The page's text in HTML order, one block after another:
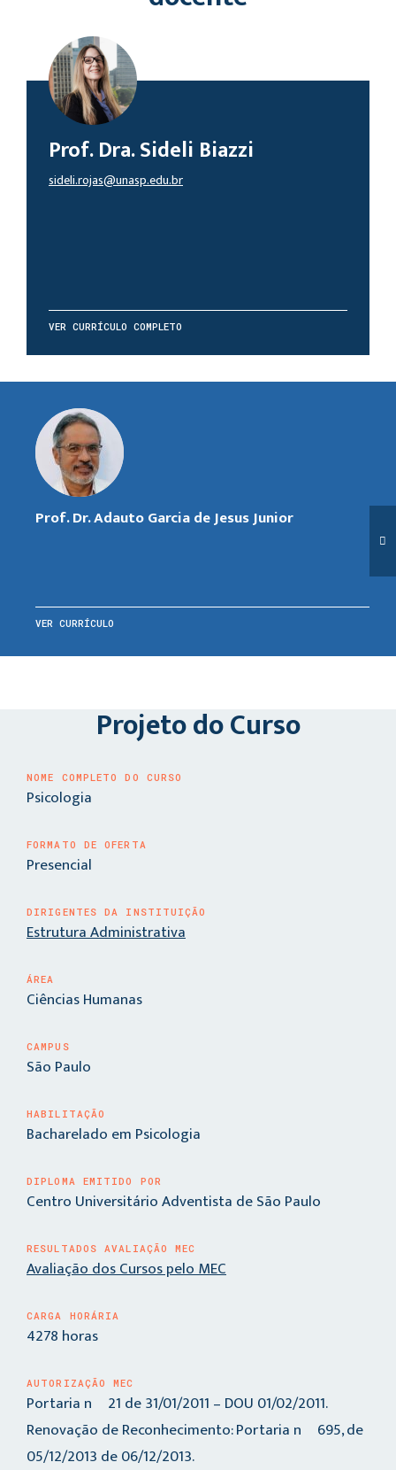
Prof. Dra. Sideli Biazzi
sideli.rojas@unasp.edu.br
VER CURRÍCULO COMPLETO
Prof. Dr. Adauto Garcia de Jesus Junior
VER CURRÍCULO
Projeto do Curso
NOME COMPLETO DO CURSO
Psicologia
FORMATO DE OFERTA
Presencial
DIRIGENTES DA INSTITUIÇÃO
Estrutura Administrativa
ÁREA
Ciências Humanas
CAMPUS
São Paulo
HABILITAÇÃO
Bacharelado em Psicologia
DIPLOMA EMITIDO POR
Centro Universitário Adventista de São Paulo
RESULTADOS AVALIAÇÃO MEC
Avaliação dos Cursos pelo MEC
CARGA HORÁRIA
4278 horas
AUTORIZAÇÃO MEC
Portaria nº 21 de 31/01/2011 – DOU 01/02/2011.
Renovação de Reconhecimento: Portaria nº 695, de
05/12/2013 de 06/12/2013.